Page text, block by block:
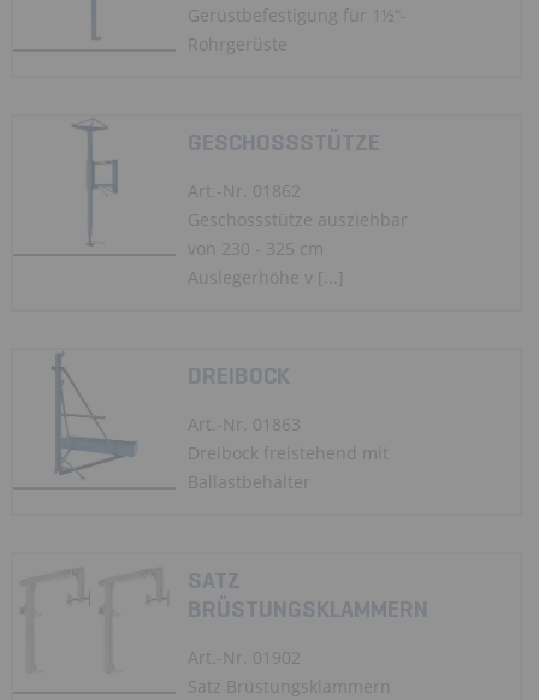
Gerüstbefestigung für 1½“-
Rohrgerüste
GESCHOSSSTÜTZE
Art.-Nr. 01862
Geschossstütze ausziehbar
von 230 - 325 cm
Auslegerhöhe v [...]
DREIBOCK
Art.-Nr. 01863
Dreibock freistehend mit
Ballastbehälter
SATZ
BRÜSTUNGSKLAMMERN
Art.-Nr. 01902
Satz Brüstungsklammern